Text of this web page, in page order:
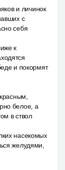
и личинок
с
себя
к
и покормят
белое, а
в ствол
насекомых
желудями,